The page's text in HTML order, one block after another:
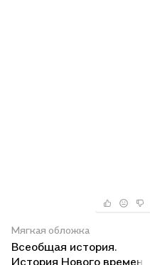
Мягкая обложка
Всеобщая история.
История Нового времени.